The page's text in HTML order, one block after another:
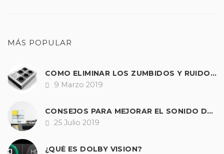
MÁS POPULAR
CÓMO ELIMINAR LOS ZUMBIDOS Y RUIDOS DE NUESTRO EQUIPO DE SONIDO.
Fecha
9 Marzo 2019
CONSEJOS PARA MEJORAR EL SONIDO DE CUALQUIER TOCADISCOS
Fecha
25 Julio 2019
¿QUÉ ES DOLBY VISION?